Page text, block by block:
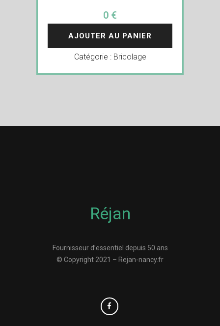
0 €
AJOUTER AU PANIER
Catégorie : Bricolage
Réjan
Fournisseur d’essentiel depuis 50 ans
© Copyright 2021 – Rejan-nancy.fr